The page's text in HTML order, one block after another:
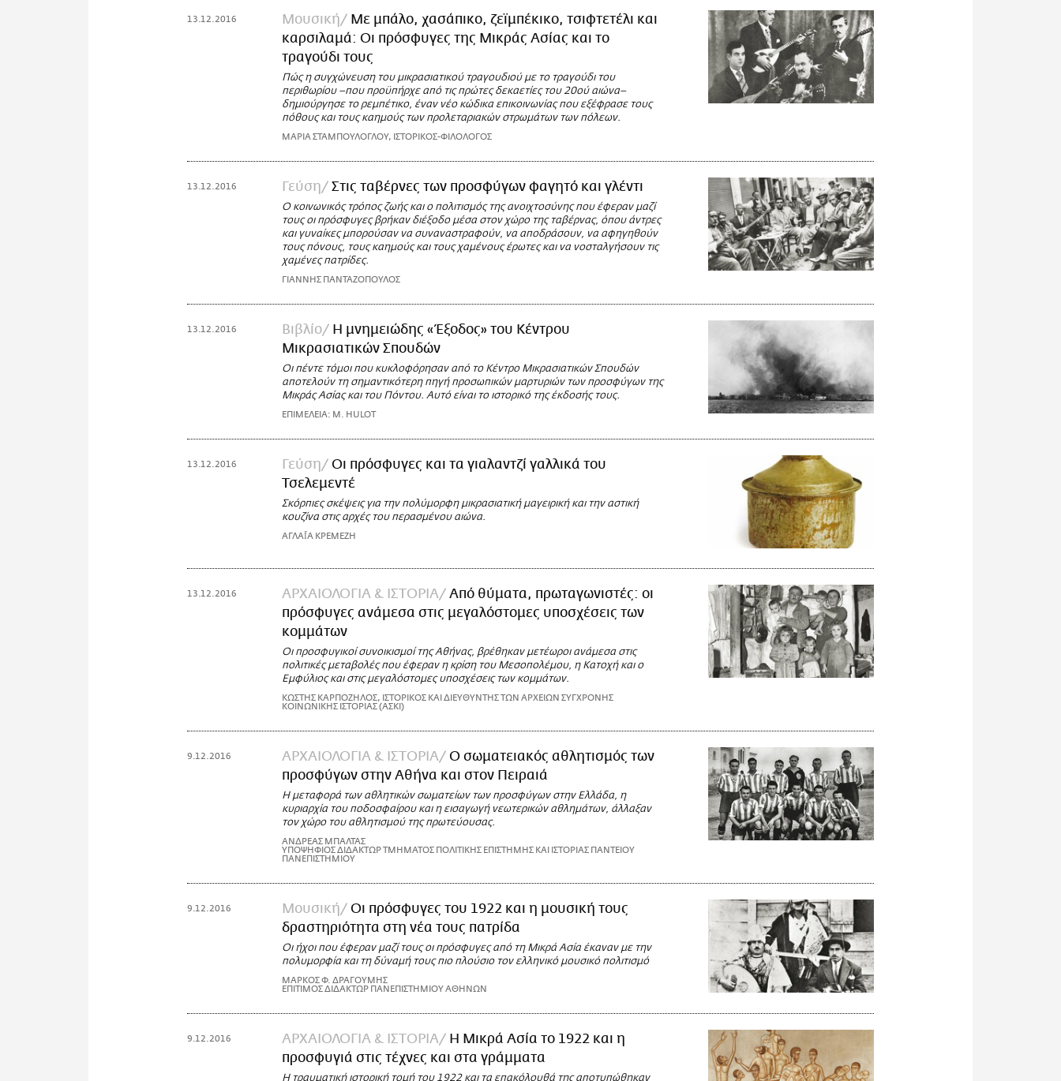
13.12.2016 Μουσική
Με μπάλο, χασάπικο, ζεϊμπέκικο, τσιφτετέλι και
καρσιλαμά: Οι πρόσφυγες της Μικράς Ασίας και το
τραγούδι τους
Πώς η συγχώνευση του μικρασιατικού τραγουδιού με το τραγούδι του
περιθωρίου –που προϋπήρχε από τις πρώτες δεκαετίες του 20ού αιώνα–
δημιούργησε το ρεμπέτικο, έναν νέο κώδικα επικοινωνίας που εξέφρασε τους
πόθους και τους καημούς των προλεταριακών στρωμάτων των πόλεων.
ΜΑΡΙΑ ΣΤΑΜΠΟΥΛΟΓΛΟΥ, IΣΤΟΡΙΚΟΣ-ΦΙΛΟΛΟΓΟΣ
13.12.2016 Γεύση Στις ταβέρνες των προσφύγων φαγητό και γλέντι
Ο κοινωνικός τρόπος ζωής και ο πολιτισμός της ανοιχτοσύνης που έφεραν μαζί
τους οι πρόσφυγες βρήκαν διέξοδο μέσα στον χώρο της ταβέρνας, όπου άντρες
και γυναίκες μπορούσαν να συναναστραφούν, να αποδράσουν, να αφηγηθούν
τους πόνους, τους καημούς και τους χαμένους έρωτες και να νοσταλγήσουν τις
χαμένες πατρίδες.
ΓΙΑΝΝΗΣ ΠΑΝΤΑΖΟΠΟΥΛΟΣ
13.12.2016 Βιβλίο
Η μνημειώδης «Έξοδος» του Κέντρου
Μικρασιατικών Σπουδών
Οι πέντε τόμοι που κυκλοφόρησαν από το Κέντρο Μικρασιατικών Σπουδών
αποτελούν τη σημαντικότερη πηγή προσωπικών μαρτυριών των προσφύγων της
Μικράς Ασίας και του Πόντου. Αυτό είναι το ιστορικό της έκδοσής τους.
EΠΙΜΕΛΕΙΑ: M. HULOT
13.12.2016 Γεύση
Οι πρόσφυγες και τα γιαλαντζί γαλλικά του
Τσελεμεντέ
Σκόρπιες σκέψεις για την πολύμορφη μικρασιατική μαγειρική και την αστική
κουζίνα στις αρχές του περασμένου αιώνα.
ΑΓΛΑΪ́Α ΚΡΕΜΕΖΗ
13.12.2016 ΑΡΧΑΙΟΛΟΓΙΑ & ΙΣΤΟΡΙΑ
Aπό θύματα, πρωταγωνιστές: οι
πρόσφυγες ανάμεσα στις μεγαλόστομες υποσχέσεις των
κομμάτων
Οι προσφυγικοί συνοικισμοί της Αθήνας, βρέθηκαν μετέωροι ανάμεσα στις
πολιτικές μεταβολές που έφεραν η κρίση του Μεσοπολέμου, η Κατοχή και ο
Εμφύλιος και στις μεγαλόστομες υποσχέσεις των κομμάτων.
ΚΩΣΤΗΣ ΚΑΡΠΟΖΗΛΟΣ, IΣΤΟΡΙΚΟΣ ΚΑΙ ΔΙΕΥΘΥΝΤΗΣ ΤΩΝ ΑΡΧΕΙΩΝ ΣΥΓΧΡΟΝΗΣ
ΚΟΙΝΩΝΙΚΗΣ ΙΣΤΟΡΙΑΣ (ΑΣΚΙ)
9.12.2016 ΑΡΧΑΙΟΛΟΓΙΑ & ΙΣΤΟΡΙΑ
O σωματειακός αθλητισμός των
προσφύγων στην Αθήνα και στον Πειραιά
Η μεταφορά των αθλητικών σωματείων των προσφύγων στην Ελλάδα, η
κυριαρχία του ποδοσφαίρου και η εισαγωγή νεωτερικών αθλημάτων, άλλαξαν
τον χώρο του αθλητισμού της πρωτεύουσας.
ΑΝΔΡΕΑΣ ΜΠΑΛΤΑΣ
ΥΠΟΨΗΦΙΟΣ ΔΙΔΑΚΤΩΡ ΤΜΗΜΑΤΟΣ ΠΟΛΙΤΙΚΗΣ ΕΠΙΣΤΗΜΗΣ ΚΑΙ ΙΣΤΟΡΙΑΣ ΠΑΝΤΕΙΟΥ
ΠΑΝΕΠΙΣΤΗΜΙΟΥ
9.12.2016 Μουσική
Οι πρόσφυγες του 1922 και η μουσική τους
δραστηριότητα στη νέα τους πατρίδα
Οι ήχοι που έφεραν μαζί τους οι πρόσφυγες από τη Μικρά Ασία έκαναν με την
πολυμορφία και τη δύναμή τους πιο πλούσιο τον ελληνικό μουσικό πολιτισμό
ΜΑΡΚΟΣ Φ. ΔΡΑΓΟΥΜΗΣ
ΕΠΙΤΙΜΟΣ ΔΙΔΑΚΤΩΡ ΠΑΝΕΠΙΣΤΗΜΙΟΥ ΑΘΗΝΩΝ
9.12.2016 ΑΡΧΑΙΟΛΟΓΙΑ & ΙΣΤΟΡΙΑ
Η Μικρά Ασία το 1922 και η
προσφυγιά στις τέχνες και στα γράμματα
Η τραυματική ιστορική τομή του 1922 και τα επακόλουθά της αποτυπώθηκαν